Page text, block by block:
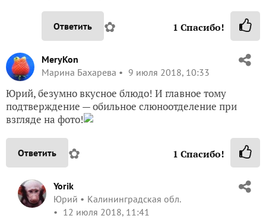
Ответить ✿ 1 Спасибо!
MeryKon
Марина Бахарева
9 июля 2018, 10:33
Юрий, безумно вкусное блюдо! И главное тому
подтверждение — обильное слюноотделение при
взгляде на фото!
Ответить ✿ 1 Спасибо!
Yorik
Юрий
Калининградская обл.
12 июля 2018, 11:41